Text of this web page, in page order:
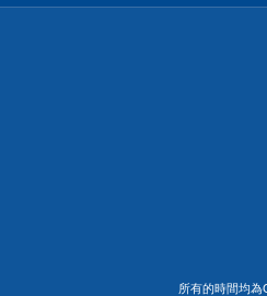
所有的時間均為